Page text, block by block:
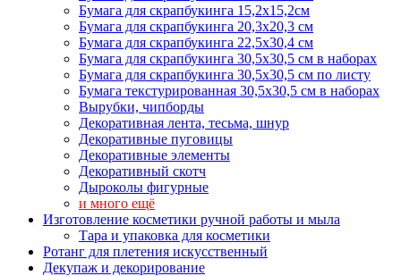
Бумага для скрапбукинга 15,2х15,2см
Бумага для скрапбукинга 20,3х20,3 см
Бумага для скрапбукинга 22,5х30,4 см
Бумага для скрапбукинга 30,5х30,5 см в наборах
Бумага для скрапбукинга 30,5х30,5 см по листу
Бумага текстурированная 30,5х30,5 см в наборах
Вырубки, чипборды
Декоративная лента, тесьма, шнур
Декоративные пуговицы
Декоративные элементы
Декоративный скотч
Дыроколы фигурные
и много ещё
Изготовление косметики ручной работы и мыла
Тара и упаковка для косметики
Ротанг для плетения искусственный
Декупаж и декорирование